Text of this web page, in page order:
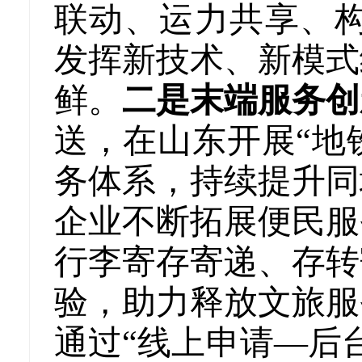
联动、运力共享、
发挥新技术、新模
鲜。 二是末端服务
送，在山东开展“
务体系，持续提升
企业不断拓展便民
行李寄存寄递、存
验，助力释放文旅
通过“线上申请—后